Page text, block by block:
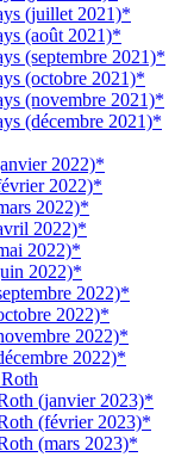
(juillet 2021)*
(août 2021)*
(septembre 2021)*
(octobre 2021)*
(novembre 2021)*
(décembre 2021)*
2022)*
2022)*
2022)*
2022)*
2022)*
2022)*
2022)*
2022)*
2022)*
2022)*
(janvier 2023)*
(février 2023)*
(mars 2023)*